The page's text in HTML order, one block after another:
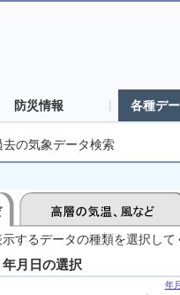
防災情報 各種デ
去の気象データ検索
するデータの種類を選択して
年月日の選択
年